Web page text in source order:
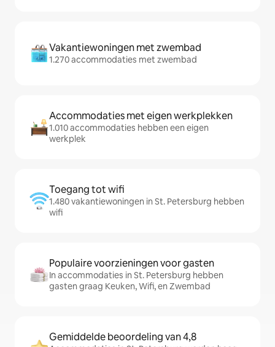
Vakantiewoningen met zwembad
1.270 accommodaties met zwembad
Accommodaties met eigen werkplekken
1.010 accommodaties hebben een eigen
werkplek
Toegang tot wifi
1.480 vakantiewoningen in St. Petersburg hebben
wifi
Populaire voorzieningen voor gasten
In accommodaties in St. Petersburg hebben
gasten graag Keuken, Wifi, en Zwembad
Gemiddelde beoordeling van 4,8